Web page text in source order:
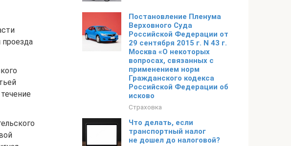
проезда
Постановление Пленума
Верховного Суда
Российской Федерации от
29 сентября 2015 г. N 43 г.
Москва «О некоторых
вопросах, связанных с
применением норм
Гражданского кодекса
Российской Федерации об
исково
Страховка
Что делать, если
транспортный налог
не дошел до налоговой?